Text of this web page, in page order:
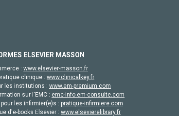
ELSEVIER MASSON
: www.elsevier-masson.fr
clinique : www.clinicalkey.fr
les institutions : www.em-premium.com
sur l'EMC : emc-info.em-consulte.com
pour les infirmier(e)s : pratique-infirmiere.com
d'e-books Elsevier : www.elsevierelibrary.fr